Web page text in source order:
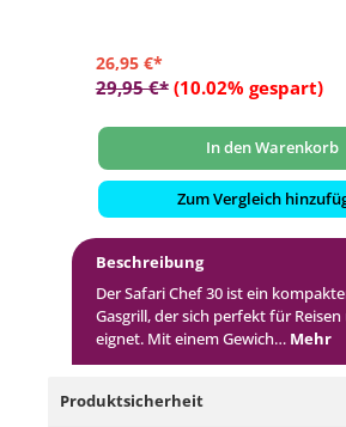
26,95 €*
29,95 €* (10.02% gespart)
In den Warenkorb
Zum Vergleich
Beschreibung
Der Safari Chef 30 ist ein
Gasgrill, der sich perfekt für
eignet. Mit einem Gewich… Mehr
Produktsicherheit